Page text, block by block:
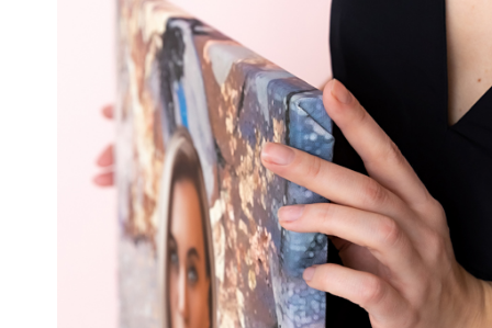
Ваш город:
Ваш регион доставки
Выберите из списка:
13х18
15х15
15х20
20х20
20х30
30х30
30х40
А4
Фото
в
рамке
10х10
10×15
13×18